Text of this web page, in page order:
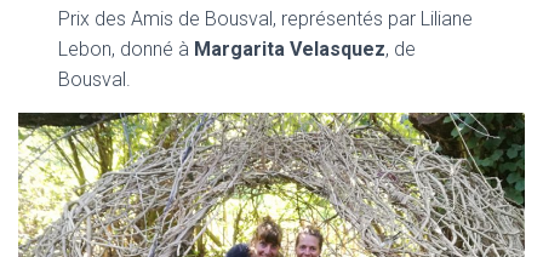
Prix des Amis de Bousval, représentés par Liliane
Lebon, donné à Margarita Velasquez, de
Bousval.